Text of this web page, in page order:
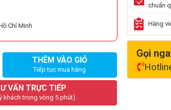
Chí Minh
THÊM VÀO GIỎ
Tiếp tục mua hàng
VẤN TRỰC TIẾP
khách trong vòng 5 phút)
chuẩn
Hàng
Gọi